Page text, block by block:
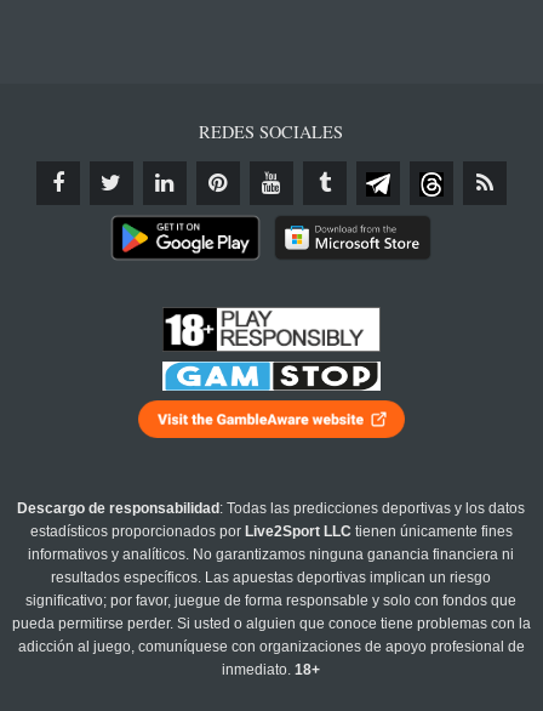
REDES SOCIALES
Descargo de responsabilidad : Todas las predicciones deportivas y los datos
estadísticos proporcionados por Live2Sport LLC tienen únicamente fines
informativos y analíticos. No garantizamos ninguna ganancia financiera ni
resultados específicos. Las apuestas deportivas implican un riesgo
significativo; por favor, juegue de forma responsable y solo con fondos que
pueda permitirse perder. Si usted o alguien que conoce tiene problemas con la
adicción al juego, comuníquese con organizaciones de apoyo profesional de
inmediato.18+